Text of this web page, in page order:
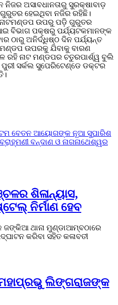
ଅସାବଧାନତାରୁ ସୁରକ୍ଷାବାଡ଼
ହେଇଥିବା ନଜିର ରହିଛି।
ନାଟମଣ୍ଡପ ଉପରୁ ପଡ଼ି ଗୁରୁତର
ବିଭାଗ ପକ୍ଷରୁ ପର୍ଯ୍ୟଟକମାନଙ୍କ
ଠାରୁ ଅନିର୍ଦ୍ଧିଷ୍ଠ ଦିନ ପର୍ଯ୍ୟନ୍ତ
ଉପରକୁ ଯିବାକୁ ବାରଣ
ରହି ନାଟ ମଣ୍ଡପର ଚତୁରପାର୍ଶ୍ୱ ବୁଲି
ସର୍କଲ ସୁପେରିଟେଣ୍ଡେ ଡକ୍ଟର
ବେତନ ଆୟୋଗଙ୍କ ନୂଆ ସୁପାରିଶ
ବନ୍ଦାଣ ଓ ନାଗନାଥେଶ୍ୱର
ଶିଳାନ୍ୟାସ,
ନିର୍ମାଣ ହେବ
ଜଙ୍କିଆ ଥାନା ମୁଣ୍ଡାଆମ୍ବଠାରେ
କରିବା ସହିତ କଳାବତୀ
ଲିଙ୍ଗରାଜଙ୍କ